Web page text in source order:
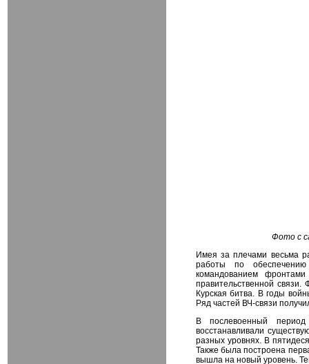
Фото с
Имея за плечами весьма
работы по обеспечению
командованием
правительственной связи.
Курская битва. В годы
Ряд частей ВЧ-связи
В послевоенный период
восстанавливали
разных уровнях. В
Также была построена
вышла на новый уровень.